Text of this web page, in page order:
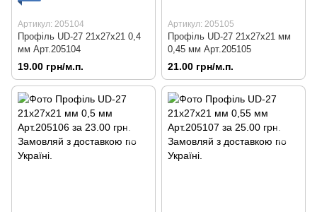
Артикул: 205104
Профіль UD-27 21х27х21 0,4
мм Арт.205104
19.00 грн/м.п.
Артикул: 205105
Профіль UD-27 21х27х21 мм
0,45 мм Арт.205105
21.00 грн/м.п.